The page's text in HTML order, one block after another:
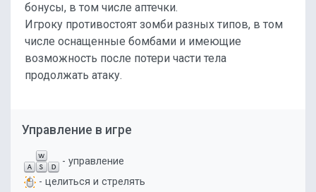
бонусы, в том числе аптечки.
Игроку противостоят зомби разных типов, в том
числе оснащенные бомбами и имеющие
возможность после потери части тела
продолжать атаку.
Управление в игре
- управление
- целиться и стрелять